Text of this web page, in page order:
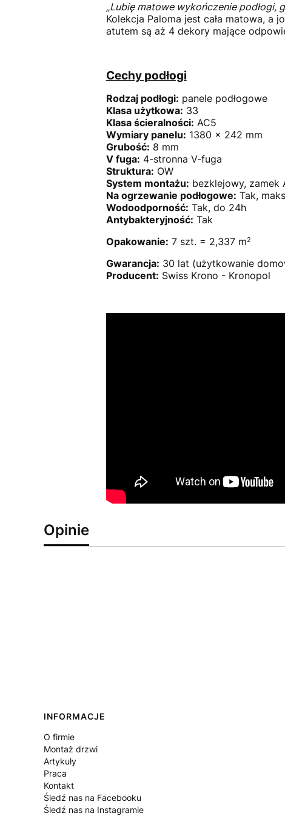
„Lubię matowe wykończenie podłogi,
Kolekcja Paloma jest cała matowa, a
atutem są aż 4 dekory mające
Cechy podłogi
Rodzaj podłogi: panele podłogowe
Klasa użytkowa: 33
Klasa ścieralności: AC5
Wymiary panelu: 1380 x 242 mm
Grubość: 8 mm
V fuga: 4-stronna V-fuga
Struktura: OW
System montażu: bezklejowy, zamek
Na ogrzewanie podłogowe: Tak,
Wodoodporność: Tak, do 24h
Antybakteryjność: Tak
Opakowanie: 7 szt. = 2,337 m2
Gwarancja: 30 lat (użytkowanie
Producent: Swiss Krono - Kronopol
Opinie
Linki w stopce
INFORMACJE
O firmie
Montaż drzwi
Artykuły
Praca
Kontakt
Śledź nas na Facebooku
Śledź nas na Instagramie